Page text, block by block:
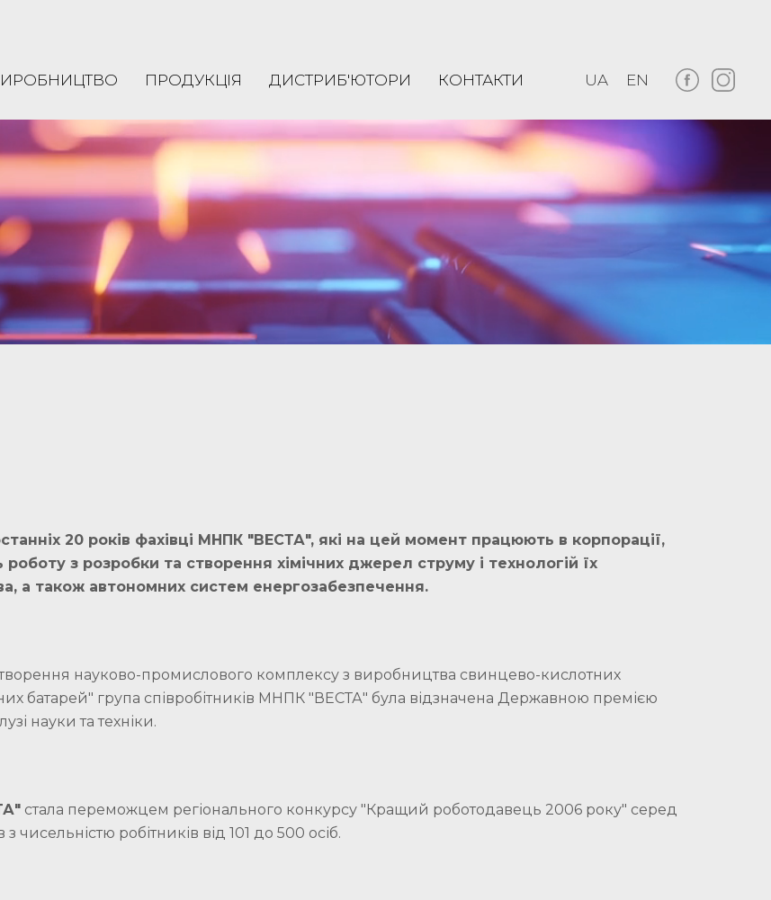
ПРОДУКЦІЯ ДИСТРИБ'ЮТОРИ КОНТАКТИ UA EN
20 років фахівці МНПК "ВЕСТА", які на цей момент працюють в корпорації,
з розробки та створення хімічних джерел струму і технологій їх
а також автономних систем енергозабезпечення.
науково-промислового комплексу з виробництва свинцево-кислотних
батарей" група співробітників МНПК "ВЕСТА" була відзначена Державною премією
науки та техніки.
стала переможцем регіонального конкурсу "Кращий роботодавець 2006 року" серед
чисельністю робітників від 101 до 500 осіб.